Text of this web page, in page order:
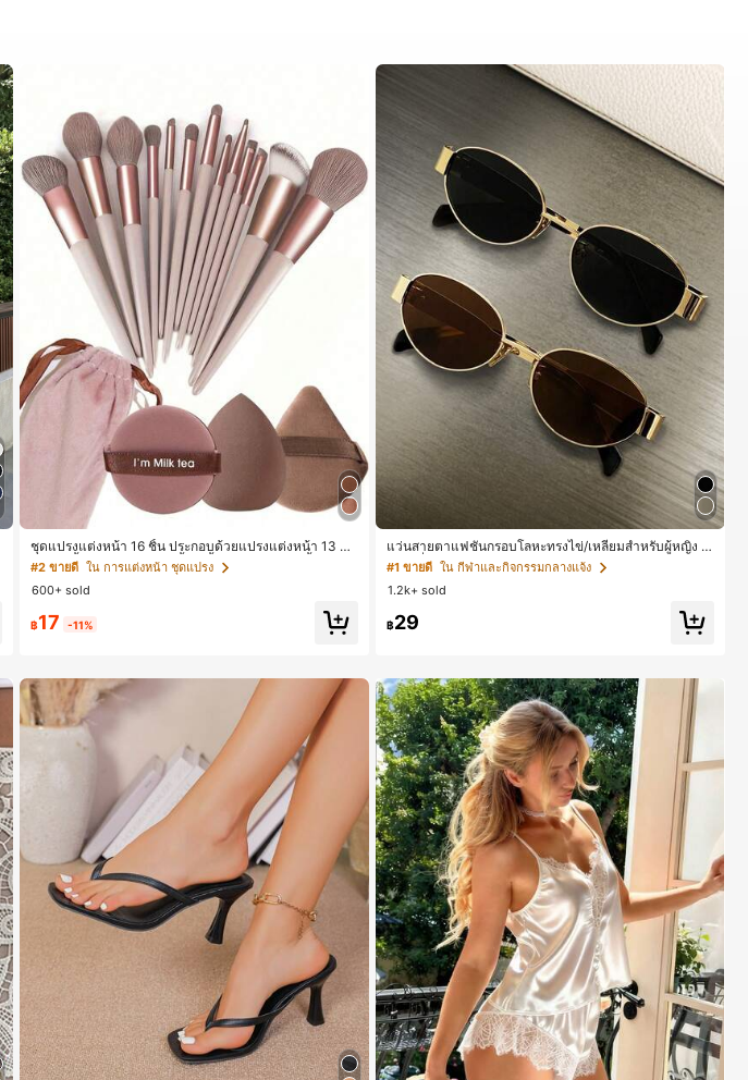
ชุดแปรงแต่งหน้า 16 ชิ้น ประกอบด้วยแปรงแต่งหน้า 13 ชิ้
น, ฟองน้ำแต่งหน้ารูปหยดน้ำ 1 ชิ้น, แปรงแป้งรองพื้นกลม 1
ชิ้น และฟองน้ำแต่งหน้ารูปสามเหลี่ยม 1 ชิ้น - ชุดคลาสสิก
ทำจากขนสังเคราะห์นุ่มและเป็นมิตรต่อผิว เหมาะสำหรับผู้ห
ญิงและเด็กผู้หญิง เหมาะสำหรับฤดูใบไม้ร่วงและฤดูหนาว
#2 ขายดี ใน การแต่งหน้า ชุดแปรง
600+ sold
฿17 -11%
แว่นสายตาแฟชั่นกรอบโลหะทรงไข่/เหลี่ยมสำหรับผู้หญิง (ก
รอบครึ่ง), เหมาะสำหรับใส่ในชีวิตประจำวันและกิจกรรมกล
างแจ้ง
#1 ขายดี ใน กีฬาและกิจกรรมกลางแจ้ง
1.2k+ sold
฿29